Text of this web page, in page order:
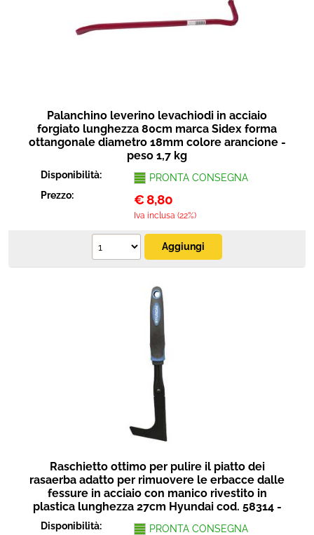
Palanchino leverino levachiodi in acciaio
forgiato lunghezza 80cm marca Sidex forma
ottangonale diametro 18mm colore arancione -
peso 1,7 kg
Disponibilità:
PRONTA CONSEGNA
Prezzo:
€8,80
Iva inclusa (22%)
Raschietto ottimo per pulire il piatto dei
rasaerba adatto per rimuovere le erbacce dalle
fessure in acciaio con manico rivestito in
plastica lunghezza 27cm Hyundai cod. 58314 -
Disponibilità:
PRONTA CONSEGNA